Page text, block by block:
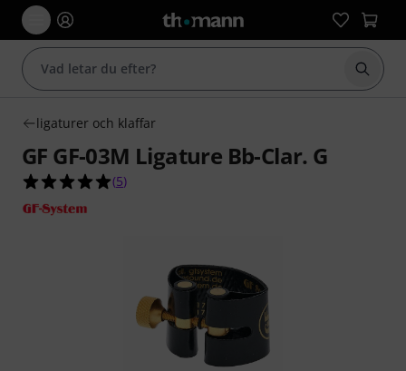
Börja
ligaturer och klaffar
GF GF-03M Ligature Bb-Clar. G
5.0 av 5 stjärnor från 5 kundbetyg
(5)